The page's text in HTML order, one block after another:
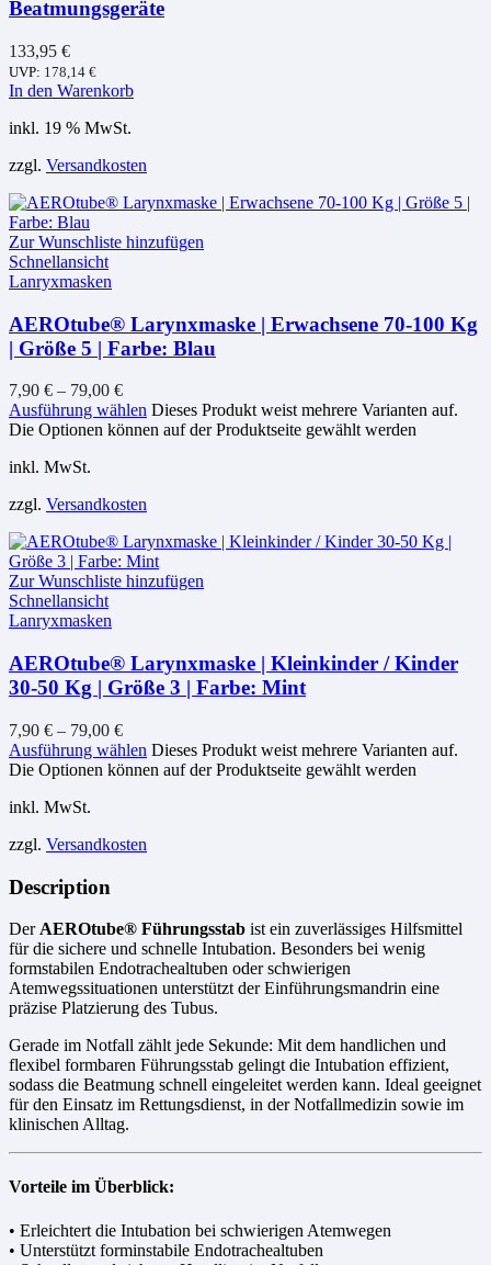
Beatmungsgeräte
133,95 €
UVP: 178,14 €
In den Warenkorb
inkl. 19 % MwSt.
zzgl. Versandkosten
Zur Wunschliste hinzufügen
Schnellansicht
Lanryxmasken
AEROtube® Larynxmaske | Erwachsene 70-100 Kg
| Größe 5 | Farbe: Blau
7,90 € – 79,00 €
Ausführung wählen Dieses Produkt weist mehrere Varianten auf.
Die Optionen können auf der Produktseite gewählt werden
inkl. MwSt.
zzgl. Versandkosten
Zur Wunschliste hinzufügen
Schnellansicht
Lanryxmasken
AEROtube® Larynxmaske | Kleinkinder / Kinder
30-50 Kg | Größe 3 | Farbe: Mint
7,90 € – 79,00 €
Ausführung wählen Dieses Produkt weist mehrere Varianten auf.
Die Optionen können auf der Produktseite gewählt werden
inkl. MwSt.
zzgl. Versandkosten
Description
Der AEROtube® Führungsstab ist ein zuverlässiges Hilfsmittel
für die sichere und schnelle Intubation. Besonders bei wenig
formstabilen Endotrachealtuben oder schwierigen
Atemwegssituationen unterstützt der Einführungsmandrin eine
präzise Platzierung des Tubus.
Gerade im Notfall zählt jede Sekunde: Mit dem handlichen und
flexibel formbaren Führungsstab gelingt die Intubation effizient,
sodass die Beatmung schnell eingeleitet werden kann. Ideal geeignet
für den Einsatz im Rettungsdienst, in der Notfallmedizin sowie im
klinischen Alltag.
Vorteile im Überblick:
• Erleichtert die Intubation bei schwierigen Atemwegen
• Unterstützt forminstabile Endotrachealtuben